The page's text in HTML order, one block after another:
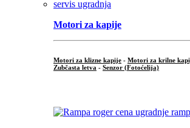
Motori za kapije
Motori za klizne kapije - Motori za krilne
Zubčasta letva - Senzor (Fotoćelija)